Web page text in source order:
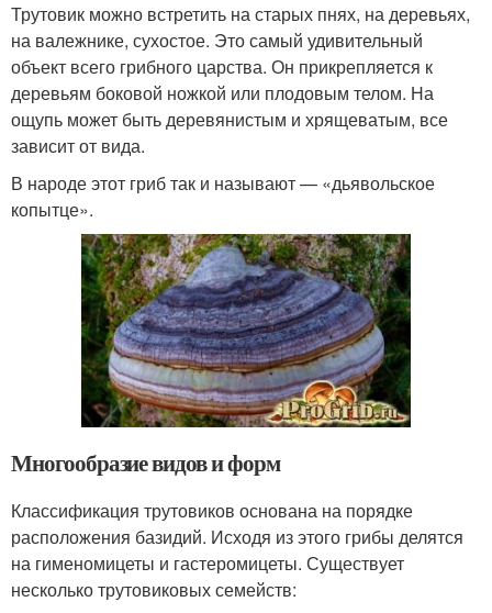
Трутовик можно встретить на старых пнях, на деревьях,
на валежнике, сухостое. Это самый удивительный
объект всего грибного царства. Он прикрепляется к
деревьям боковой ножкой или плодовым телом. На
ощупь может быть деревянистым и хрящеватым, все
зависит от вида.
В народе этот гриб так и называют — «дьявольское
копытце».
Многообразие видов и форм
Классификация трутовиков основана на порядке
расположения базидий. Исходя из этого грибы делятся
на гименомицеты и гастеромицеты. Существует
несколько трутовиковых семейств: